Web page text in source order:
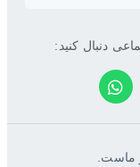
دنبال کنید:
ماست.